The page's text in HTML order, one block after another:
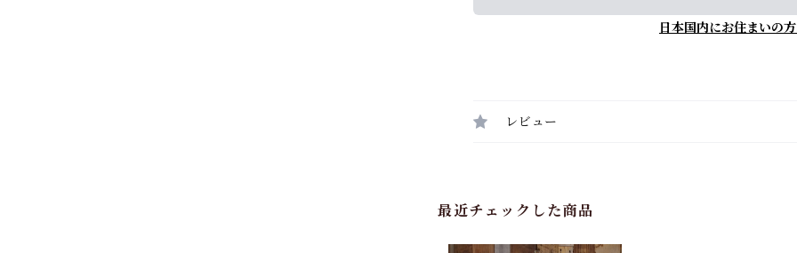
日本国内にお住まいの
レビュー
最近チェックした商品